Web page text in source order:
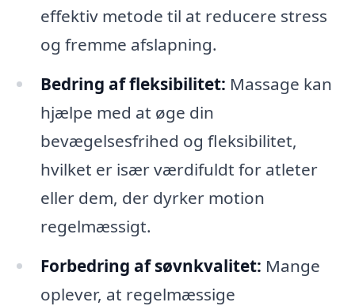
effektiv metode til at reducere stress
og fremme afslapning.
Bedring af fleksibilitet: Massage kan
hjælpe med at øge din
bevægelsesfrihed og fleksibilitet,
hvilket er især værdifuldt for atleter
eller dem, der dyrker motion
regelmæssigt.
Forbedring af søvnkvalitet: Mange
oplever, at regelmæssige